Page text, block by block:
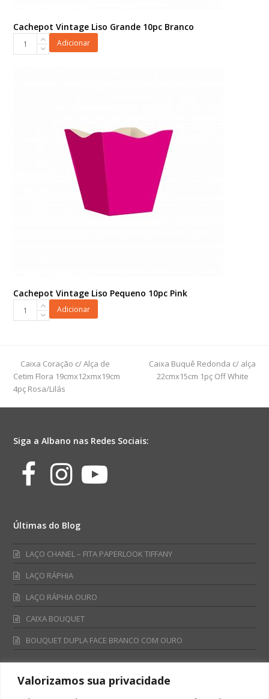
Valorizamos sua privacidade
Cachepot Vintage Liso Grande 10pc Branco
Cachepot
Adicionar
Cachepot Vintage Liso Pequeno 10pc Pink
Cachepot
Pink
quantidade
Adicionar
previous
post:
Caixa Coração c/ Alça de
Cetim Flora 19cmx12xmx19cm
4pç Rosa/Lilás
next
post:
Caixa Buquê Redonda c/ alça
22cmx15cm 1pç Off White
Siga a Albano nas Redes Sociais:
Facebook
Instagram
Youtube
Últimas do Blog
LAÇO CHANEL – FITA PAPERLOOK TIFFANY
LAÇO RÁPHIA
LAÇO RÁPHIA OURO
CAIXA BOUQUET
BOUQUET DUPLA FACE BRANCO COM OURO
Fale Conosco